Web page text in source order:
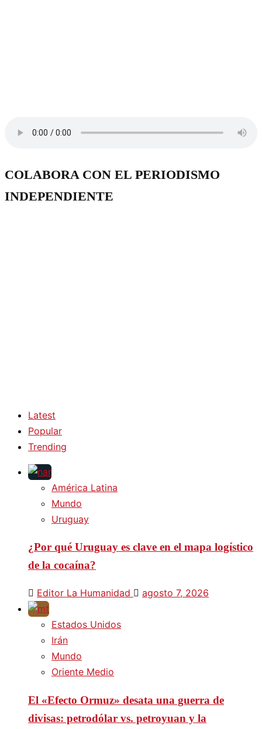
COLABORA CON EL PERIODISMO
INDEPENDIENTE
Latest
Popular
Trending
América Latina
Mundo
Uruguay
¿Por qué Uruguay es clave en el mapa logístico
de la cocaína?
Editor La Humanidad agosto 7, 2026
Estados Unidos
Irán
Mundo
Oriente Medio
El «Efecto Ormuz» desata una guerra de
divisas: petrodólar vs. petroyuan y la